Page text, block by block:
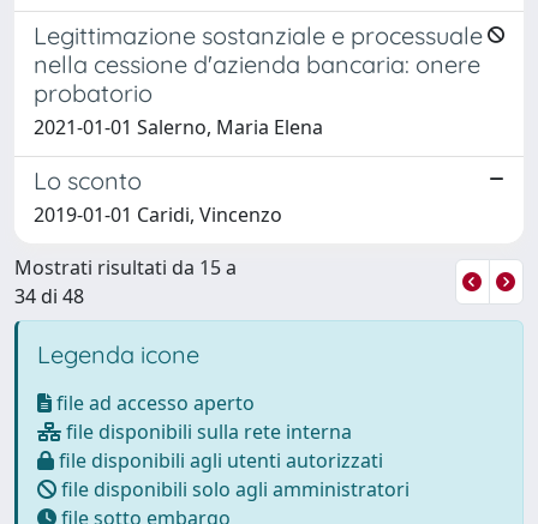
Legittimazione sostanziale e processuale
nella cessione d'azienda bancaria: onere
probatorio
2021-01-01 Salerno, Maria Elena
Lo sconto
2019-01-01 Caridi, Vincenzo
Mostrati risultati da 15 a
34 di 48
Legenda icone
file ad accesso aperto
file disponibili sulla rete interna
file disponibili agli utenti autorizzati
file disponibili solo agli amministratori
file sotto embargo